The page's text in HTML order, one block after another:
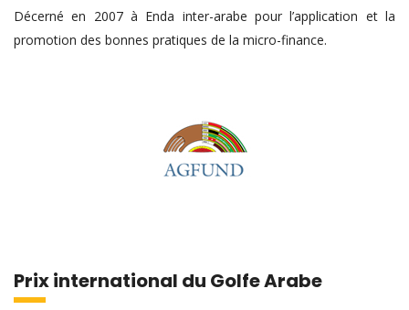
Décerné en 2007 à Enda inter-arabe pour l’application et la
promotion des bonnes pratiques de la micro-finance.
Prix international du Golfe Arabe